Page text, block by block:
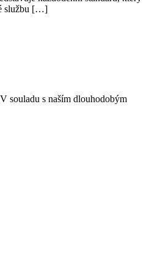
službu […]
souladu s naším dlouhodobým